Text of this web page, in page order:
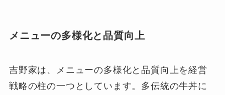
メニューの多様化と品質向上
吉野家は、メニューの多様化と品質向上を経営
戦略の柱の一つとしています。多伝統の牛丼に